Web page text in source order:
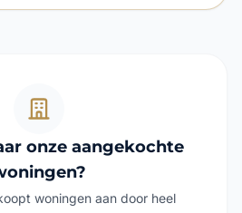
onze aangekochte
woningen aan door heel